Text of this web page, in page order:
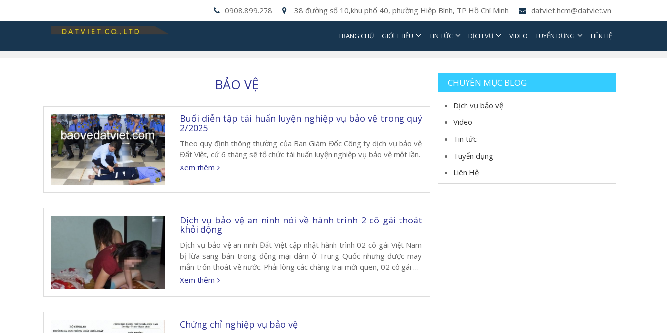
0908.899.278 38 đường số 10,khu phố 40, phường Hiệp Bình, TP Hồ Chí Minh datviet.hcm@datviet.vn
TRANG CHỦ GIỚI THIỆU TIN TỨC DỊCH VỤ VIDEO TUYỂN DỤNG LIÊN HỆ
BẢO VỆ
Buổi diễn tập tái huấn luyện nghiệp vụ bảo vệ trong quý
2/2025
Theo quy định thông thường của Ban Giám Đốc Công ty dịch vụ bảo vệ
Đất Việt, cứ 6 tháng sẽ tổ chức tái huấn luyện nghiệp vụ bảo vệ một lần.
Xem thêm
Dịch vụ bảo vệ an ninh nói về hành trình 2 cô gái thoát
khỏi động
Dịch vụ bảo vệ an ninh Đất Việt cập nhật hành trình 02 cô gái Việt Nam
bị lừa sang bán trong động mại dâm ở Trung Quốc nhưng được may
mắn trốn thoát về nước. Phải lòng các chàng trai mới quen, 02 cô gái đã
bị lừa bán vào động mại dâm ở […]
Xem thêm
Chứng chỉ nghiệp vụ bảo vệ
CHUYÊN MỤC BLOG
Dịch vụ bảo vệ
Video
Tin tức
Tuyển dụng
Liên Hệ